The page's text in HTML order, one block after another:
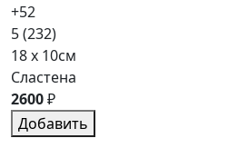
+52
5(232)
18 x 10см
Сластена
2600₽
Добавить